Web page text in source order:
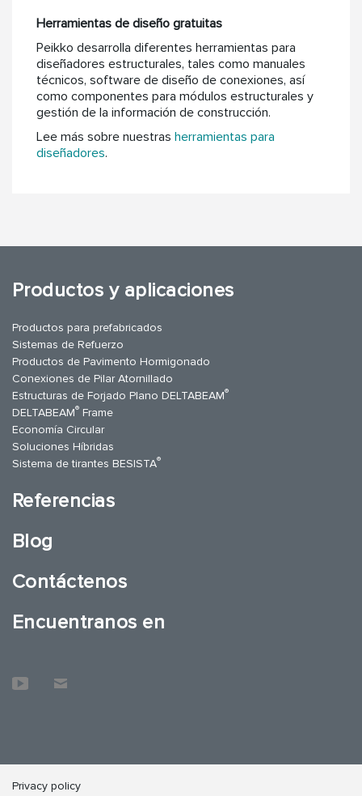
Herramientas de diseño gratuitas
Peikko desarrolla diferentes herramientas para
diseñadores estructurales, tales como manuales
técnicos, software de diseño de conexiones, así
como componentes para módulos estructurales y
gestión de la información de construcción.
Lee más sobre nuestras herramientas para
diseñadores.
Productos y aplicaciones
Productos para prefabricados
Sistemas de Refuerzo
Productos de Pavimento Hormigonado
Conexiones de Pilar Atornillado
Estructuras de Forjado Plano DELTABEAM®
DELTABEAM® Frame
Economía Circular
Soluciones Híbridas
Sistema de tirantes BESISTA®
Referencias
Blog
Contáctenos
Encuentranos en
Privacy policy